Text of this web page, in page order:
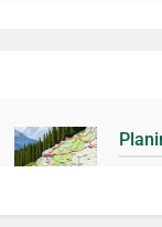
Planina Jagodnja